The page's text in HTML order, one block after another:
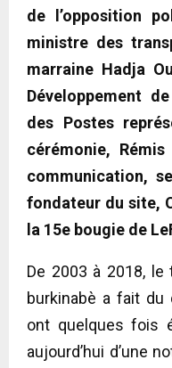
de l’opposition
ministre des
marraine Hadja
Développement
des Postes
cérémonie,
communication,
fondateur du site,
la 15e bougie de
De 2003 à 2018,
burkinabè a fait
ont quelques fois
aujourd’hui d’une